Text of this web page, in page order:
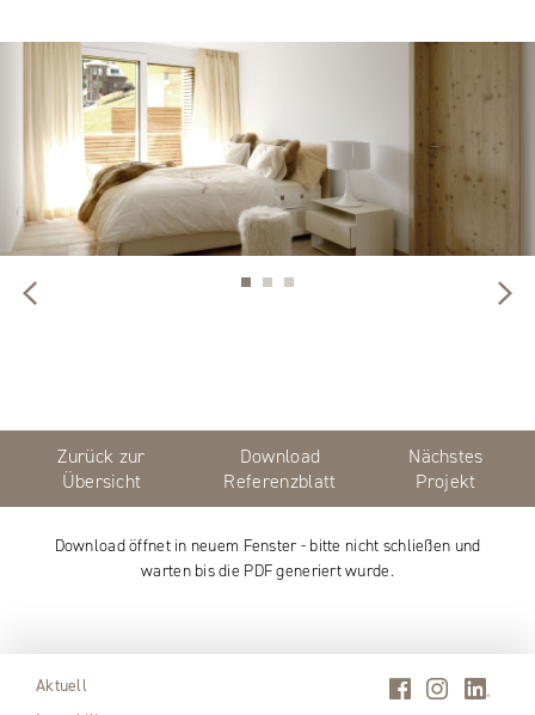
Zurück zur
Übersicht
Download
Referenzblatt
Nächstes
Projekt
Download öffnet in neuem Fenster - bitte nicht schließen und
warten bis die PDF generiert wurde.
Aktuell